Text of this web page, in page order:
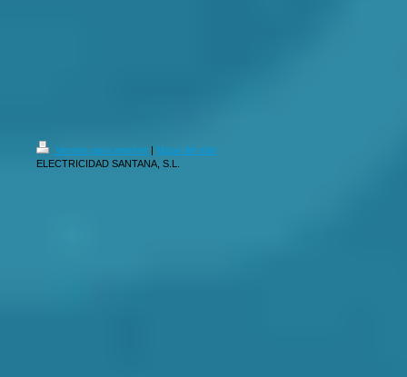
Versión para imprimir | Mapa del sitio
ELECTRICIDAD SANTANA, S.L.